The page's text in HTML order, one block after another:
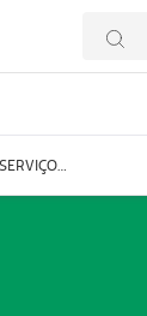
MUDANÇA DE ENDEREÇO - DIAGITAB SERVIÇOS MÉDICOS LTDA (54003267-5)